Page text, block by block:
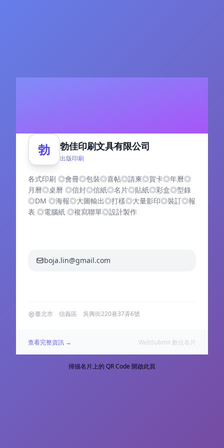
勃 勃佳印刷文具有限公司
出版印刷
各式印刷 ◎會冊◎包裝◎喜帖◎請柬◎賀卡◎年曆◎
月曆◎桌曆 ◎信封◎信紙◎名片◎貼紙◎彩盒◎型錄
◎DM ◎海報◎大圖輸出◎打樣◎大量影印◎裝訂◎報
表 ◎電腦紙 ◎複寫聯單◎設計製作
boja.lin@gmail.com
臺北市 信義區 吳興街220巷37弄6號
查看完整資訊 → WebSubmit 數位名片
掃描名片上的 QR Code 開啟此頁